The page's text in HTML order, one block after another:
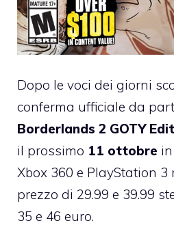
Dopo le voci dei giorni
conferma ufficiale da
Borderlands 2 GOTY
il prossimo 11 ottobre
Xbox 360 e PlayStation
prezzo di 29.99 e 39.99
35 e 46 euro.